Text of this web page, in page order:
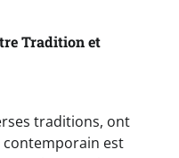
Tradition et
traditions, ont
contemporain est